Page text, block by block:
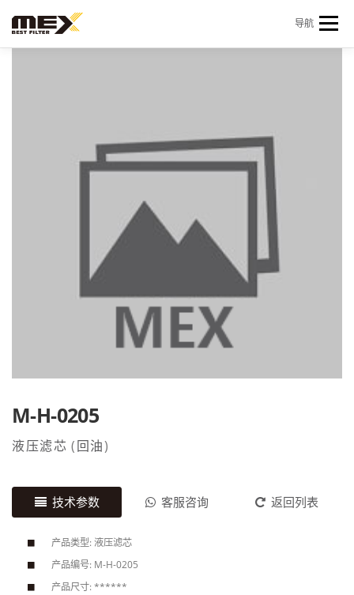
导航
M-H-0205
液压滤芯 (回油)
技术参数 客服咨询 返回列表
产品类型: 液压滤芯
产品编号: M-H-0205
产品尺寸: ******